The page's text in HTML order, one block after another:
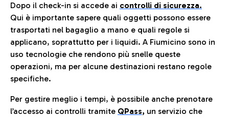
Dopo il check-in si accede ai controlli di sicurezza.
Qui è importante sapere quali oggetti possono essere
trasportati nel bagaglio a mano e quali regole si
applicano, soprattutto per i liquidi. A Fiumicino sono in
uso tecnologie che rendono più snelle queste
operazioni, ma per alcune destinazioni restano regole
specifiche.
Per gestire meglio i tempi, è possibile anche prenotare
l’accesso ai controlli tramite QPass, un servizio che